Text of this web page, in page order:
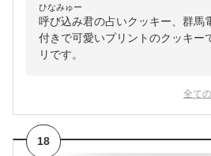
ひなみゅー
呼び込み君の占いクッキー、群馬
付きで可愛いプリントのクッキー
リです。
全て
18